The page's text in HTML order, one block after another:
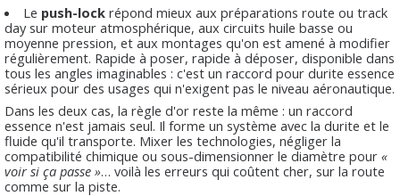
Le push-lockrépond mieux aux préparations route ou track
day sur moteur atmosphérique, aux circuits huile basse ou
moyenne pression, et aux montages qu'on est amené à modifier
régulièrement. Rapide à poser, rapide à déposer, disponible dans
tous les angles imaginables : c'est un raccord pour durite essence
sérieux pour des usages qui n'exigent pas le niveau aéronautique.
Dans les deux cas, la règle d'or reste la même : un raccord
essence n'est jamais seul. Il forme un système avec la durite et le
fluide qu'il transporte. Mixer les technologies, négliger la
compatibilité chimique ou sous-dimensionner le diamètre pour «
voir si ça passe »… voilà les erreurs qui coûtent cher, sur la route
comme sur la piste.